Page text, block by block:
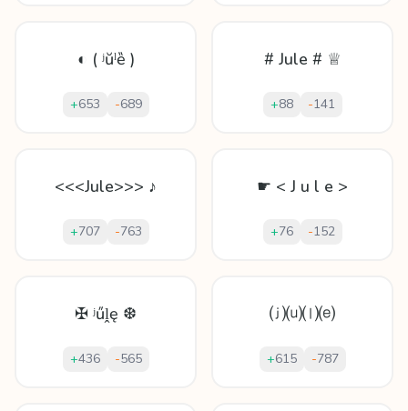
◐ ( ʲŭˡȅ )
+653 -689
# Jule # ♕
+88 -141
<<<Jule>>> ♪
+707 -763
☛ < J u l e >
+76 -152
✠ ʲűḽę ❆
+436 -565
⒥⒰⒧⒠
+615 -787